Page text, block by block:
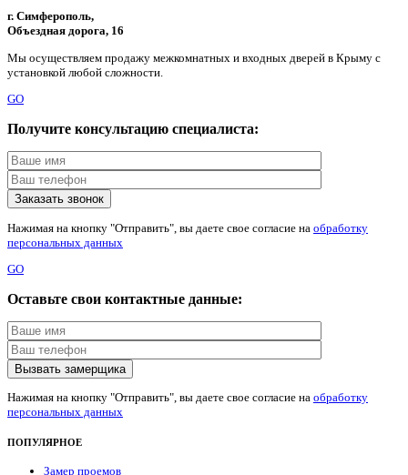
г. Симферополь,
Объездная дорога, 16
Мы осуществляем продажу межкомнатных и входных дверей в Крыму с
установкой любой сложности.
GO
Получите консультацию специалиста:
Нажимая на кнопку "Отправить", вы даете свое согласие на обработку
персональных данных
GO
Оставьте свои контактные данные:
Нажимая на кнопку "Отправить", вы даете свое согласие на обработку
персональных данных
ПОПУЛЯРНОЕ
Замер проемов